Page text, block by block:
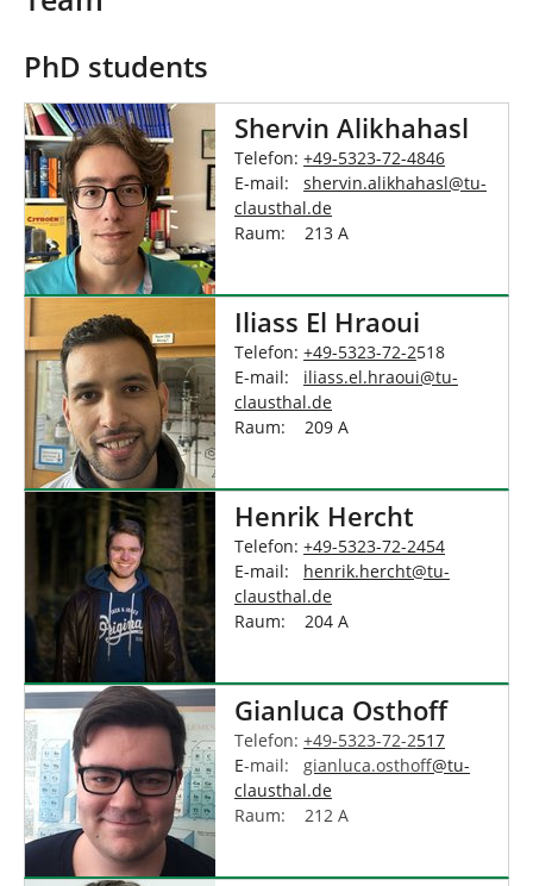
n
h
i
e
r
:
PhD students
Shervin Alikhahasl
Telefon: +49-5323-72-4846
E-mail: shervin.alikhahasl@tu-
clausthal.de
Raum: 213 A
Iliass El Hraoui
Telefon: +49-5323-72-2518
E-mail: iliass.el.hraoui@tu-
clausthal.de
Raum: 209 A
Henrik Hercht
Telefon: +49-5323-72-2454
E-mail: henrik.hercht@tu-
clausthal.de
Raum: 204 A
Gianluca Osthoff
Telefon: +49-5323-72-2517
E-mail: gianluca.osthoff@tu-
clausthal.de
Raum: 212 A